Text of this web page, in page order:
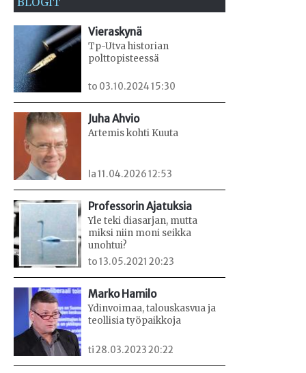
Vieraskynä
Tp-Utva historian
polttopisteessä
to 03.10.2024 15:30
Juha Ahvio
Artemis kohti Kuuta
la 11.04.2026 12:53
Professorin Ajatuksia
Yle teki diasarjan, mutta
miksi niin moni seikka
unohtui?
to 13.05.2021 20:23
Marko Hamilo
Ydinvoimaa, talouskasvua ja
teollisia työpaikkoja
ti 28.03.2023 20:22